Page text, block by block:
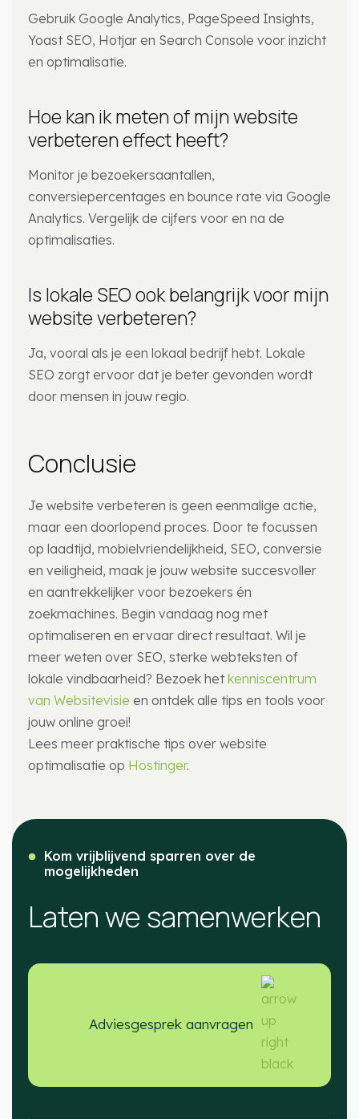
Gebruik Google Analytics, PageSpeed Insights,
Yoast SEO, Hotjar en Search Console voor inzicht
en optimalisatie.
Hoe kan ik meten of mijn website
verbeteren effect heeft?
Monitor je bezoekersaantallen,
conversiepercentages en bounce rate via Google
Analytics. Vergelijk de cijfers voor en na de
optimalisaties.
Is lokale SEO ook belangrijk voor mijn
website verbeteren?
Ja, vooral als je een lokaal bedrijf hebt. Lokale
SEO zorgt ervoor dat je beter gevonden wordt
door mensen in jouw regio.
Conclusie
Je website verbeteren is geen eenmalige actie,
maar een doorlopend proces. Door te focussen
op laadtijd, mobielvriendelijkheid, SEO, conversie
en veiligheid, maak je jouw website succesvoller
en aantrekkelijker voor bezoekers én
zoekmachines. Begin vandaag nog met
optimaliseren en ervaar direct resultaat. Wil je
meer weten over SEO, sterke webteksten of
lokale vindbaarheid? Bezoek het kenniscentrum
van Websitevisie en ontdek alle tips en tools voor
jouw online groei!
Lees meer praktische tips over website
optimalisatie op Hostinger.
Kom vrijblijvend sparren over de
mogelijkheden
Laten we samenwerken
Adviesgesprek aanvragen